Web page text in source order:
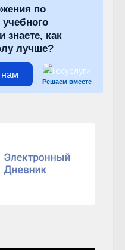
по
учебного
знаете, как
лучше?
Решаем вместе